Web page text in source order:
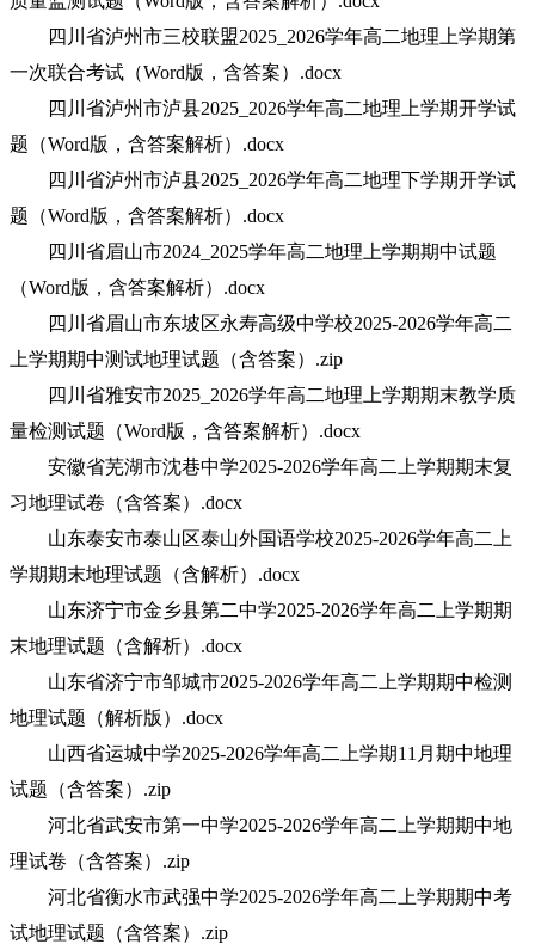
四川省泸州市三校联盟2025_2026学年高二地理上学期第
一次联合考试（Word版，含答案）.docx
四川省泸州市泸县2025_2026学年高二地理上学期开学试
题（Word版，含答案解析）.docx
四川省泸州市泸县2025_2026学年高二地理下学期开学试
题（Word版，含答案解析）.docx
四川省眉山市2024_2025学年高二地理上学期期中试题
（Word版，含答案解析）.docx
四川省眉山市东坡区永寿高级中学校2025-2026学年高二
上学期期中测试地理试题（含答案）.zip
四川省雅安市2025_2026学年高二地理上学期期末教学质
量检测试题（Word版，含答案解析）.docx
安徽省芜湖市沈巷中学2025-2026学年高二上学期期末复
习地理试卷（含答案）.docx
山东泰安市泰山区泰山外国语学校2025-2026学年高二上
学期期末地理试题（含解析）.docx
山东济宁市金乡县第二中学2025-2026学年高二上学期期
末地理试题（含解析）.docx
山东省济宁市邹城市2025-2026学年高二上学期期中检测
地理试题（解析版）.docx
山西省运城中学2025-2026学年高二上学期11月期中地理
试题（含答案）.zip
河北省武安市第一中学2025-2026学年高二上学期期中地
理试卷（含答案）.zip
河北省衡水市武强中学2025-2026学年高二上学期期中考
试地理试题（含答案）.zip